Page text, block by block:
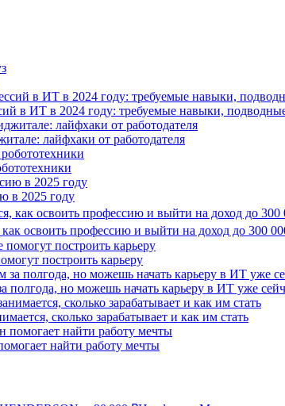
в ИТ в 2024 году: требуемые навыки,
лайфхаки от работодателя
в 2025 году
освоить профессию и выйти на доход до 300
построить карьеру
полгода, но можешь начать карьеру в ИТ уже
сколько зарабатывает и как им стать
найти работу мечты